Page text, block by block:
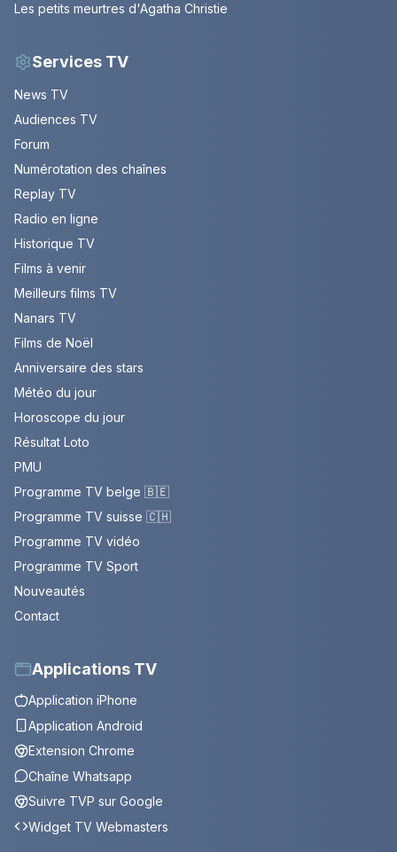
Les petits meurtres d'Agatha Christie
Services TV
News TV
Audiences TV
Forum
Numérotation des chaînes
Replay TV
Radio en ligne
Historique TV
Films à venir
Meilleurs films TV
Nanars TV
Films de Noël
Anniversaire des stars
Météo du jour
Horoscope du jour
Résultat Loto
PMU
Programme TV belge 🇧🇪
Programme TV suisse 🇨🇭
Programme TV vidéo
Programme TV Sport
Nouveautés
Contact
Applications TV
Application iPhone
Application Android
Extension Chrome
Chaîne Whatsapp
Suivre TVP sur Google
Widget TV Webmasters